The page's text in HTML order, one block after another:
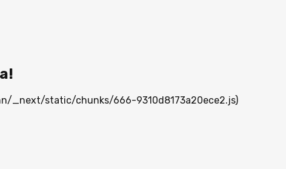
_next/static/chunks/666-9310d8173a20ece2.js)